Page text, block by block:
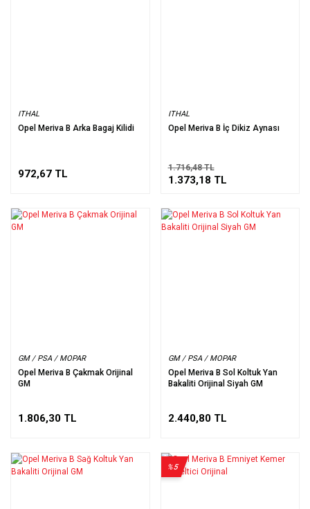
ITHAL
Opel Meriva B Arka Bagaj Kilidi
972,67 TL
ITHAL
Opel Meriva B İç Dikiz Aynası
1.716,48 TL
1.373,18 TL
GM / PSA / MOPAR
Opel Meriva B Çakmak Orijinal
GM
1.806,30 TL
GM / PSA / MOPAR
Opel Meriva B Sol Koltuk Yan
Bakaliti Orijinal Siyah GM
2.440,80 TL
%5